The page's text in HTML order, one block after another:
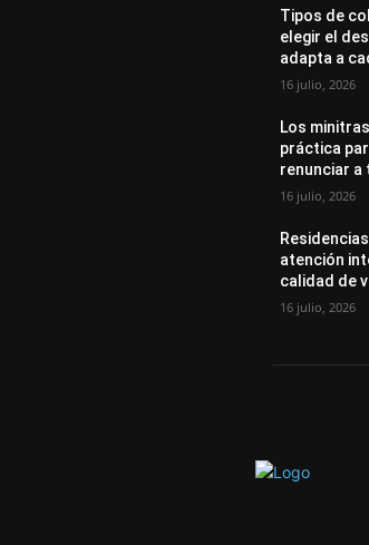
Tipos de
elegir el
adapta a
16 julio, 2026
Los
práctica
renunciar a
16 julio, 2026
atención
calidad de
16 julio, 2026